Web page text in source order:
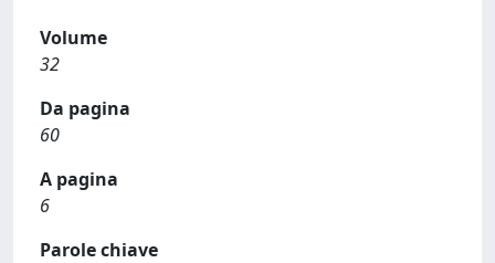
Volume
32
Da pagina
60
A pagina
6
Parole chiave